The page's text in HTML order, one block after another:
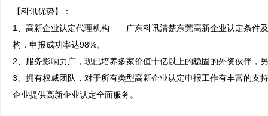
【科讯优势】：
1、高新企业认定代理机构——广东科讯清楚东莞高新企业认定条件
构，申报成功率达98%。
2、服务影响力广，现已培养多家价值十亿以上的稳固的外资伙伴，
3、拥有权威团队，对于所有类型高新企业认定申报工作有丰富的支
企业提供高新企业认定全面服务。